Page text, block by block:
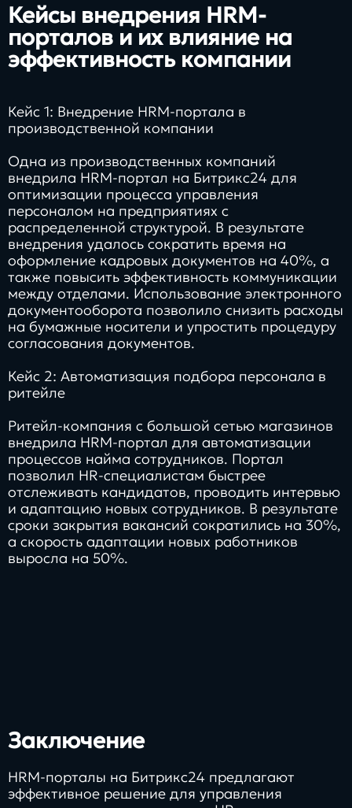
Кейсы внедрения HRM-
порталов и их влияние на
эффективность компании
Кейс 1: Внедрение HRM-портала в
производственной компании
Одна из производственных компаний
внедрила HRM-портал на Битрикс24 для
оптимизации процесса управления
персоналом на предприятиях с
распределенной структурой. В результате
внедрения удалось сократить время на
оформление кадровых документов на 40%, а
также повысить эффективность коммуникации
между отделами. Использование электронного
документооборота позволило снизить расходы
на бумажные носители и упростить процедуру
согласования документов.
Кейс 2: Автоматизация подбора персонала в
ритейле
Ритейл-компания с большой сетью магазинов
внедрила HRM-портал для автоматизации
процессов найма сотрудников. Портал
позволил HR-специалистам быстрее
отслеживать кандидатов, проводить интервью
и адаптацию новых сотрудников. В результате
сроки закрытия вакансий сократились на 30%,
а скорость адаптации новых работников
выросла на 50%.
Заключение
HRM-порталы на Битрикс24 предлагают
эффективное решение для управления